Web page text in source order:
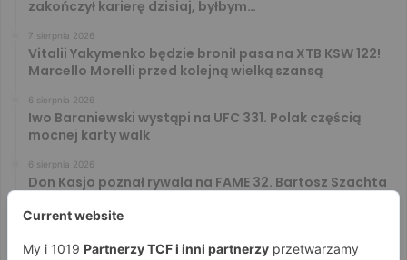
zakończył karierę dzisiaj, byłbym…
7 sierpnia 2026
Vitalii Yakymenko będzie bronił pasa na XTB KSW 122!
Marcello Morelli przed kolejną wielką szansą
6 sierpnia 2026
Iwo Baraniewski wystąpi na UFC 331. Polak częścią
mocnej karty walk
6 sierpnia 2026
Don Kasjo poznał rywala na FAME 32. Bartosz Szachta
Niepokonany Włodarczyk zawalczy o ranking! Na XTB